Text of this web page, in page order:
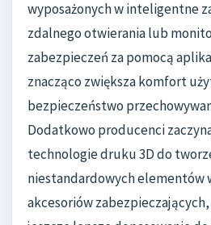
wyposażonych w inteligentne
zdalnego otwierania lub
zabezpieczeń za pomocą
znacząco zwiększa komfort
bezpieczeństwo
Dodatkowo producenci
technologie druku 3D do
niestandardowych elementów
akcesoriów